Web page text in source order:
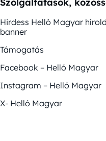
Szolgáltatások,
Hirdess Helló Magyar
banner
Támogatás
Facebook – Helló Magyar
Instagram – Helló Magyar
X- Helló Magyar